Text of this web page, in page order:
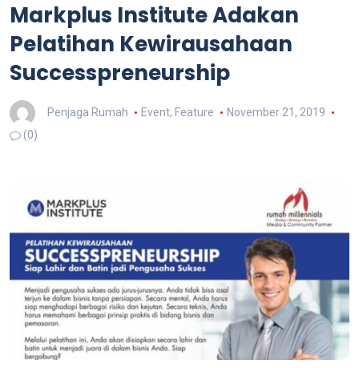
Markplus Institute Adakan
Pelatihan Kewirausahaan
Successpreneurship
Penjaga Rumah Event, Feature
November 21, 2019
(0)